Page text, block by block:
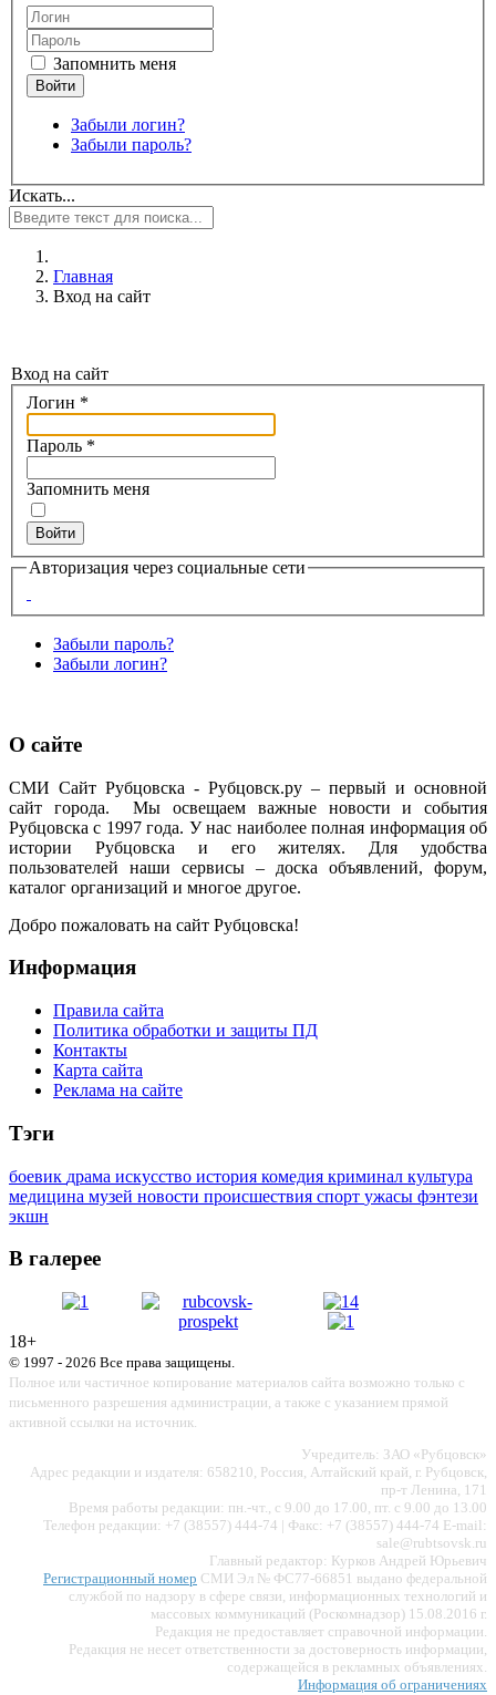
Запомнить меня
Забыли логин?
Забыли пароль?
Искать...
Главная
Вход на сайт
Вход на сайт
Логин *
Пароль *
Запомнить меня
Войти
Авторизация через социальные сети
Забыли пароль?
Забыли логин?
О сайте
СМИ Сайт Рубцовска - Рубцовск.ру – первый и основной
сайт города. Мы освещаем важные новости и события
Рубцовска с 1997 года. У нас наиболее полная информация об
истории Рубцовска и его жителях. Для удобства
пользователей наши сервисы – доска объявлений, форум,
каталог организаций и многое другое.
Добро пожаловать на сайт Рубцовска!
Информация
Правила сайта
Политика обработки и защиты ПД
Контакты
Карта сайта
Реклама на сайте
Тэги
боевик драма искусство история комедия криминал культура
медицина музей новости происшествия спорт ужасы фэнтези
экшн
В галерее
18+
© 1997 - 2026 Все права защищены.
Полное или частичное копирование материалов сайта возможно только с
письменного разрешения администрации, а также с указанием прямой
активной ссылки на источник.
Учредитель: ЗАО «Рубцовск»
Адрес редакции и издателя: 658210, Россия, Алтайский край, г. Рубцовск,
пр-т Ленина, 171
Время работы редакции: пн.-чт., с 9.00 до 17.00, пт. с 9.00 до 13.00
Телефон редакции: +7 (38557) 444-74 | Факс: +7 (38557) 444-74 E-mail:
sale@rubtsovsk.ru
Главный редактор: Курков Андрей Юрьевич
Регистрационный номер СМИ Эл № ФС77-66851 выдано федеральной
службой по надзору в сфере связи, информационных технологий и
массовых коммуникаций (Роскомнадзор) 15.08.2016 г.
Редакция не предоставляет справочной информации.
Редакция не несет ответственности за достоверность информации,
содержащейся в рекламных объявлениях.
Информация об ограничениях